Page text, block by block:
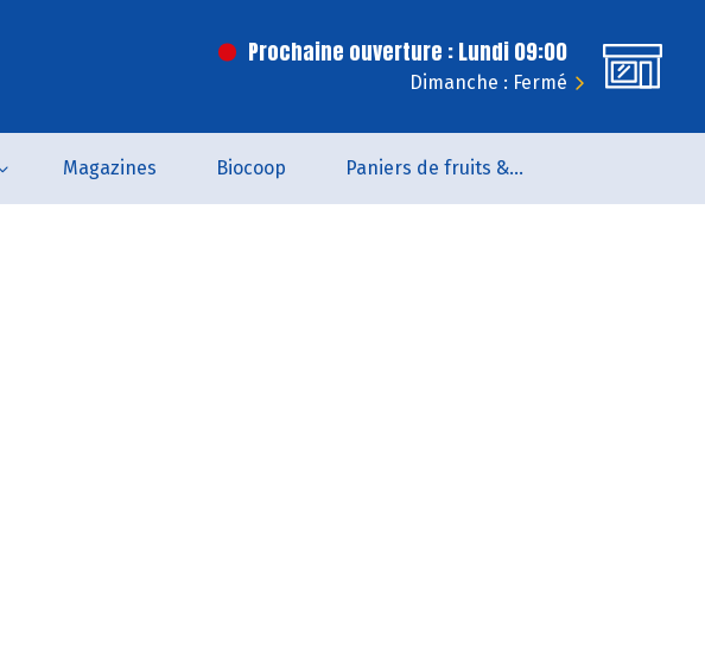
Prochaine ouverture : Lundi 09:00
Dimanche : Fermé
Magazines Biocoop Paniers de fruits & légumes